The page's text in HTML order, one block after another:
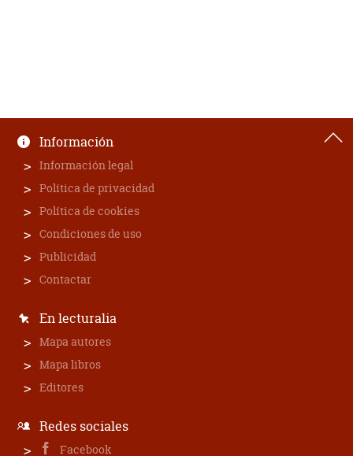
Información
Información legal
Política de privacidad
Política de cookies
Condiciones de uso
Publicidad
Contactar
En lecturalia
Mapa autores
Mapa libros
Editores
Redes sociales
Facebook